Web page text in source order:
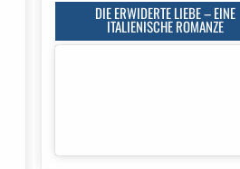
DIE ERWIDERTE LIEBE – EINE
ITALIENISCHE ROMANZE